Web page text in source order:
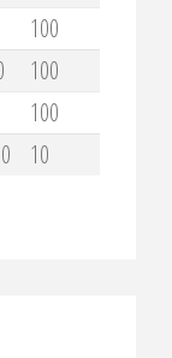
100
100
100
10